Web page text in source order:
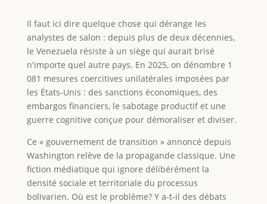
Il faut ici dire quelque chose qui dérange les
analystes de salon : depuis plus de deux décennies,
le Venezuela résiste à un siège qui aurait brisé
n'importe quel autre pays. En 2025, on dénombre 1
081 mesures coercitives unilatérales imposées par
les États-Unis : des sanctions économiques, des
embargos financiers, le sabotage productif et une
guerre cognitive conçue pour démoraliser et diviser.
Ce « gouvernement de transition » annoncé depuis
Washington relève de la propagande classique. Une
fiction médiatique qui ignore délibérément la
densité sociale et territoriale du processus
bolivarien. Où est le problème? Y a-t-il des débats